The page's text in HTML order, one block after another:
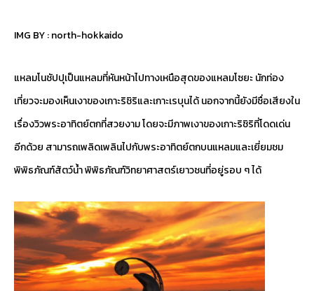
IMG BY :north-hokkaido
แหลมโนชัปปุเป็นแหลมที่หันหน้าไปทางเหนือสุดของแหลมโซยะ นักท่อง
เที่ยวจะมองเห็นเงาของเกาะริชิริและเกาะเรบุนได้ นอกจากนี้ยังมีชื่อเสียงใน
เรื่องวิวพระอาทิตย์ตกที่สวยงาม โดยจะมีภาพเงาของเกาะริชิริที่โดดเด่น
อีกด้วย สามารถเพลิดเพลินไปกับพระอาทิตย์ตกบนแหลมและเยี่ยมชม
พิพิธภัณฑ์สัตว์น้ำ พิพิธภัณฑ์วิทยาศาสตร์เยาวชนที่อยู่รอบ ๆ ได้